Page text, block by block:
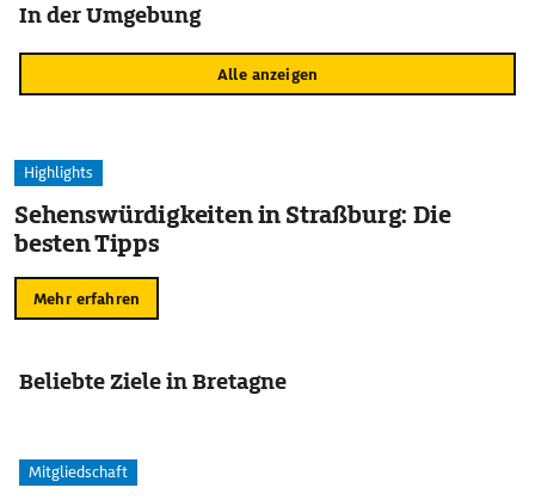
In der Umgebung
Alle anzeigen
Highlights
Sehenswürdigkeiten in Straßburg: Die
besten Tipps
Mehr erfahren
Beliebte Ziele in Bretagne
Mitgliedschaft